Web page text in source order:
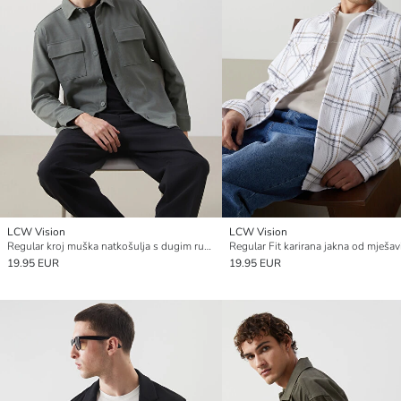
LCW Vision
Regular kroj muška natkošulja s dugim rukavima
19.95 EUR
LCW Vision
19.95 EUR